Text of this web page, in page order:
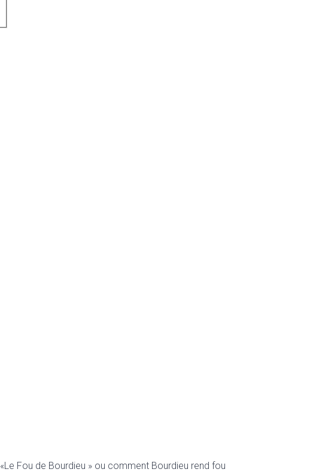
«Le Fou de Bourdieu » ou comment Bourdieu rend fou